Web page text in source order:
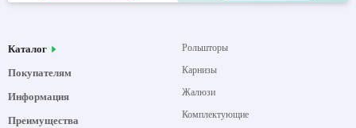
Каталог
Покупателям
Информация
Преимущества
Рольшторы
Карнизы
Жалюзи
Комплектующие